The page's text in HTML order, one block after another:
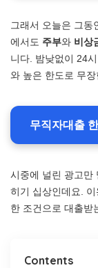
그래서 오늘은 그동
에서도 주부와 비상
니다. 밤낮없이 24
와 높은 한도로 무
무직자대출
시중에 널린 광고만
히기 십상인데요.
한 조건으로 대출받
Contents